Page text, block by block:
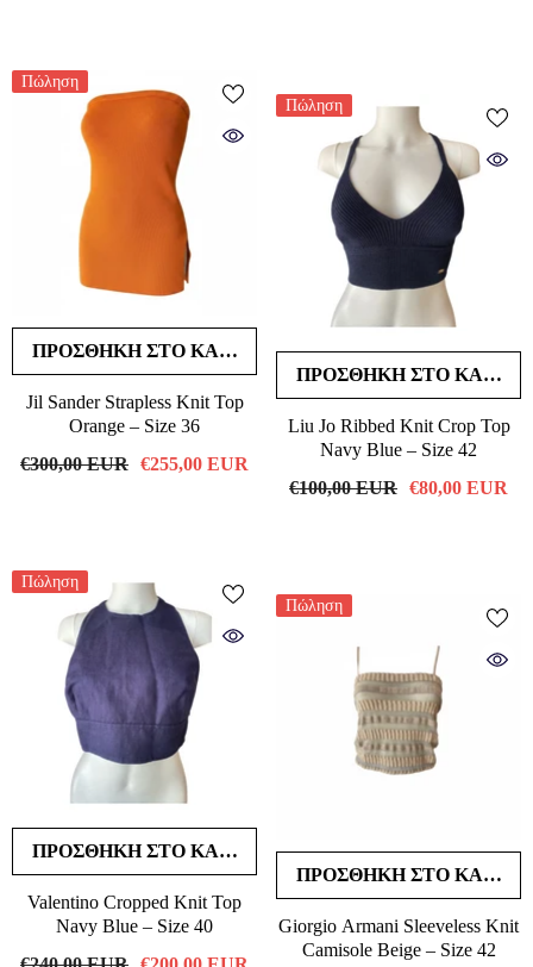
Πώληση
ΠΡΟΣΘΉΚΗ ΣΤΟ ΚΑΛΆΘΙ
Jil Sander Strapless Knit Top
Orange – Size 36
€300,00 EUR €255,00 EUR
Πώληση
ΠΡΟΣΘΉΚΗ ΣΤΟ ΚΑΛΆΘΙ
Liu Jo Ribbed Knit Crop Top
Navy Blue – Size 42
€100,00 EUR €80,00 EUR
Πώληση
ΠΡΟΣΘΉΚΗ ΣΤΟ ΚΑΛΆΘΙ
Valentino Cropped Knit Top
Navy Blue – Size 40
Πώληση
ΠΡΟΣΘΉΚΗ ΣΤΟ ΚΑΛΆΘΙ
Giorgio Armani Sleeveless Knit
Camisole Beige – Size 42